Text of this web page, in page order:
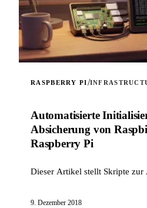
RASPBERRY PI/
Automatisierte
Absicherung von
Raspberry Pi
Dieser Artikel stellt Skripte zur
9. Dezember 2018